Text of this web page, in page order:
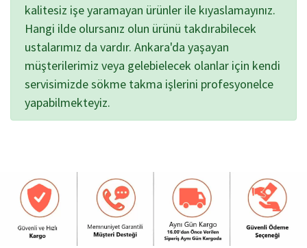
kalitesiz işe yaramayan ürünler ile kıyaslamayınız.
Hangi ilde olursanız olun ürünü takdırabilecek
ustalarımız da vardır. Ankara'da yaşayan
müşterilerimiz veya gelebielecek olanlar için kendi
servisimizde sökme takma işlerini profesyonelce
yapabilmekteyiz.